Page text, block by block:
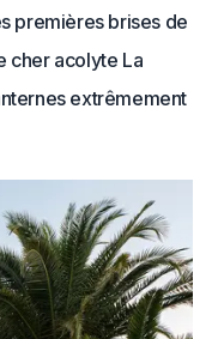
premières brises de
cher acolyte La
extrêmement